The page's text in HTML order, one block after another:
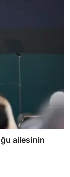
ailesinin